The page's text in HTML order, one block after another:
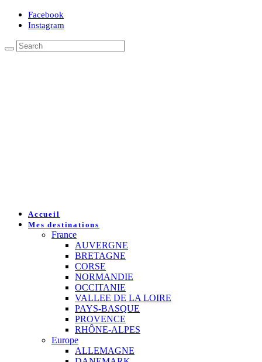
Facebook
Instagram
Accueil
Mes destinations
France
AUVERGNE
BRETAGNE
CORSE
NORMANDIE
OCCITANIE
VALLEE DE LA LOIRE
PAYS-BASQUE
PROVENCE
RHÔNE-ALPES
Europe
ALLEMAGNE